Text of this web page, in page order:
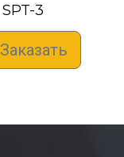
SPT-3
Заказать